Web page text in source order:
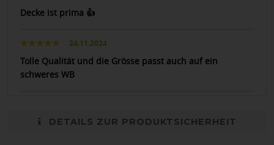
Decke ist prima 👍
24.11.2024
Tolle Qualität und die Grösse passt auch auf ein
schweres WB
DETAILS ZUR PRODUKTSICHERHEIT